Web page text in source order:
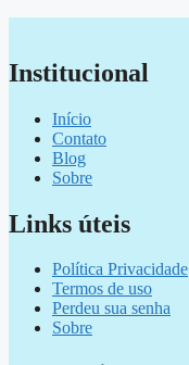
Institucional
Início
Contato
Blog
Sobre
Links úteis
Política Privacidade
Termos de uso
Perdeu sua senha
Sobre